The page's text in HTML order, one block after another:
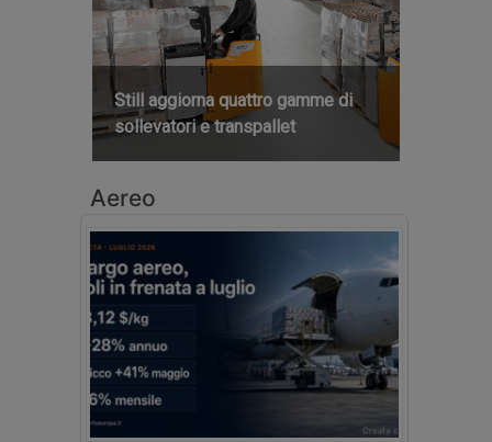
Still aggiorna quattro gamme di
sollevatori e transpallet
Aereo